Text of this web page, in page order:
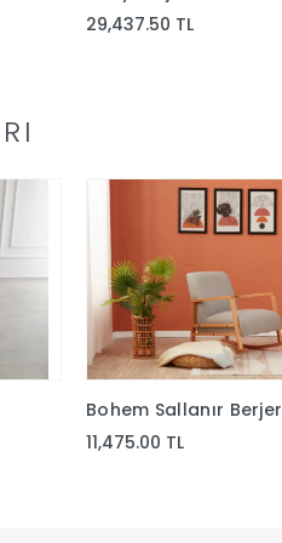
29,437.50 TL
Bohem Sallanır Berjer
11,475.00 TL